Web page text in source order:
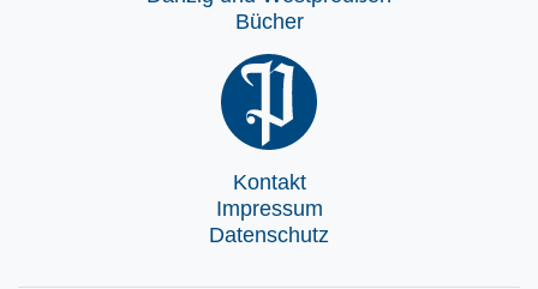
Bücher
Kontakt
Impressum
Datenschutz